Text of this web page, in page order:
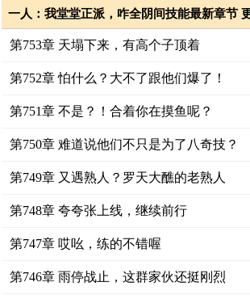
第753章 天塌下来，有高个子顶着
第752章 怕什么？大不了跟他们爆了！
第751章 不是？！合着你在摸鱼呢？
第750章 难道说他们不只是为了八奇技？
第749章 又遇熟人？罗天大醮的老熟人
第748章 夸夸张上线，继续前行
第747章 哎吆，练的不错喔
第746章 雨停战止，这群家伙还挺刚烈